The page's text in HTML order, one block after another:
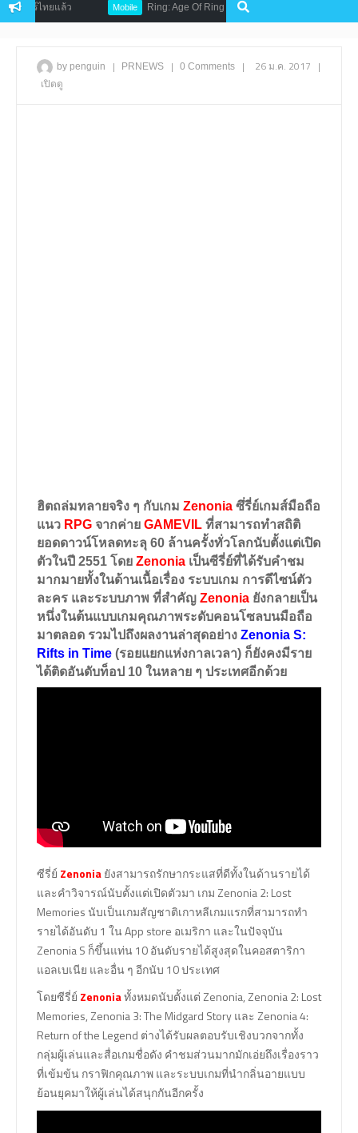
ตร์ไทยแล้ว Mobile Ring: Age Of Ring เกม MMORPG ใหม่จากหนังดัง เปิด
by penguin | PRNEWS | 0 Comments | 26 ม.ค. 2017 |
เปิดดู
ฮิตถล่มทลายจริง ๆ กับเกม Zenonia ซึ่รี่ย์เกมส์มือถือ
แนว RPG จากค่าย GAMEVIL ที่สามารถทำสถิติ
ยอดดาวน์โหลดทะลุ 60 ล้านครั้งทั่วโลกนับตั้งแต่เปิด
ตัวในปี 2551 โดย Zenonia เป็นซีรี่ย์ที่ได้รับคำชม
มากมายทั้งในด้านเนื้อเรื่อง ระบบเกม การดีไซน์ตัว
ละคร และระบบภาพ ที่สำคัญ Zenonia ยังกลายเป็น
หนึ่งในต้นแบบเกมคุณภาพระดับคอนโซลบนมือถือ
มาตลอด รวมไปถึงผลงานล่าสุดอย่าง Zenonia S:
Rifts in Time (รอยแยกแห่งกาลเวลา) ก็ยังคงมีราย
ได้ติดอันดับท็อป 10 ในหลาย ๆ ประเทศอีกด้วย
ซีรี่ย์ Zenoniaยังสามารถรักษากระแสที่ดีทั้งในด้านรายได้
และคำวิจารณ์นับตั้งแต่เปิดตัวมา เกม Zenonia 2: Lost
Memories นับเป็นเกมสัญชาติเกาหลีเกมแรกที่สามารถทำ
รายได้อันดับ 1 ใน App store อเมริกา และในปัจจุบัน
Zenonia S ก็ขึ้นแท่น 10 อันดับรายได้สูงสุดในคอสตาริกา
แอลเบเนีย และอื่น ๆ อีกนับ 10 ประเทศ
โดยซีรี่ย์ Zenoniaทั้งหมดนับตั้งแต่ Zenonia, Zenonia 2: Lost
Memories, Zenonia 3: The Midgard Story และ Zenonia 4:
Return of the Legend ต่างได้รับผลตอบรับเชิงบวกจากทั้ง
กลุ่มผู้เล่นและสื่อเกมชื่อดัง คำชมส่วนมากมักเอ่ยถึงเรื่องราว
ที่เข้มข้น กราฟิกคุณภาพ และระบบเกมที่นำกลิ่นอายแบบ
ย้อนยุคมาให้ผู้เล่นได้สนุกกันอีกครั้ง